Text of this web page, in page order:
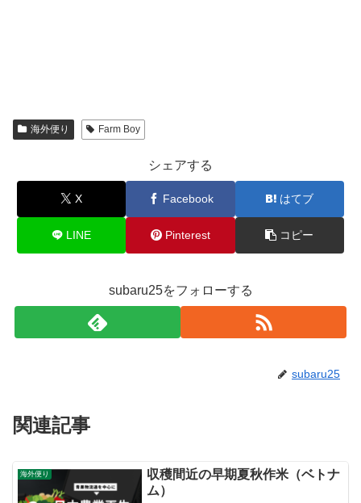
海外便り Farm Boy
シェアする
X Facebook はてブ
LINE Pinterest コピー
subaru25をフォローする
subaru25
関連記事
海外便り
収穫間近の早期夏秋作米（ベトナ
ム）